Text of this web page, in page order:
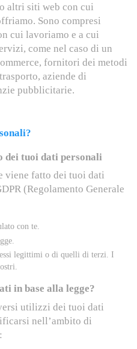
altri siti web con cui
Sono compresi
cui lavoriamo e a cui
come nel caso di un
fornitori dei metodi
aziende di
pubblicitarie.
dei tuoi dati personali
viene fatto dei tuoi dati
(Regolamento Generale
con te.
legittimi o di quelli di terzi. I
in base alla legge?
utilizzi dei tuoi dati
nell’ambito di